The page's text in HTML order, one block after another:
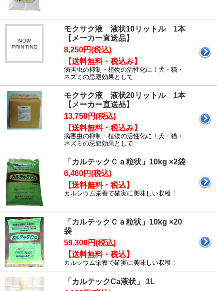
モクサク液 液状10リットル 1本
【メーカー直送品】
8,250円(税込)
【送料無料・税込み】
病害虫の抑制・植物の活性化に！犬・猫・
ネズミの忌避効果として
モクサク液 液状20リットル 1本
【メーカー直送品】
13,750円(税込)
【送料無料・税込み】
病害虫の抑制・植物の活性化に！犬・猫・
ネズミの忌避効果として
「カルテックＣａ粒状」10kg ×2袋
6,460円(税込)
【送料無料・税込】
カルシウム栄養で確実に美味しい収穫！
「カルテックＣａ粒状」10kg ×20
袋
59,300円(税込)
【送料無料・税込】
カルシウム栄養で確実に美味しい収穫！
「カルテックCa液状」 1L